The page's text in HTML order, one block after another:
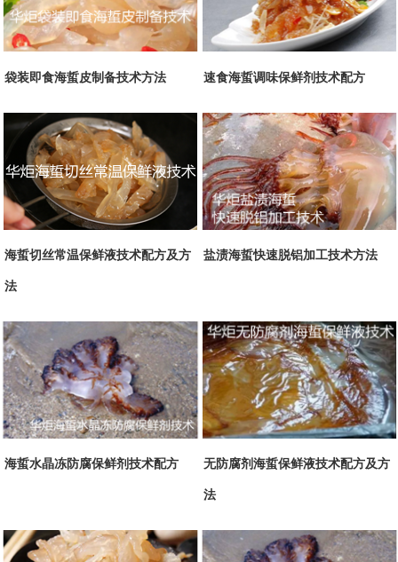
袋装即食海蜇皮制备技术方法 速食海蜇调味保鲜剂技术配方
海蜇切丝常温保鲜液技术配方及方
法
盐渍海蜇快速脱铝加工技术方法
海蜇水晶冻防腐保鲜剂技术配方 无防腐剂海蜇保鲜液技术配方及方
法